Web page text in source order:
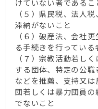
けていない者であるこ
（５）県民税、法人
滞納がないこと
（６）破産法、会社
る手続きを行っている
（７）宗教活動若し
する団体、特定の公
などを推薦、支持又
団若しくは暴力団員
でないこと